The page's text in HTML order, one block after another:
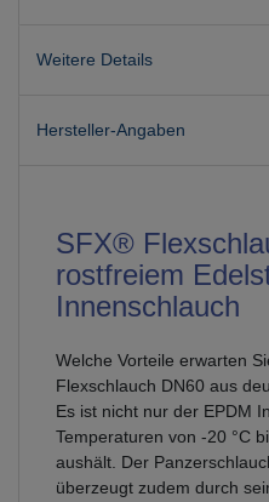
Weitere Details
Hersteller-Angaben
SFX®
rostfreiem
Innenschlauch
Welche Vorteile erwarten
Flexschlauch DN60 aus
Es ist nicht nur der EPDM
Temperaturen von -20 °C
aushält. Der
überzeugt zudem durch